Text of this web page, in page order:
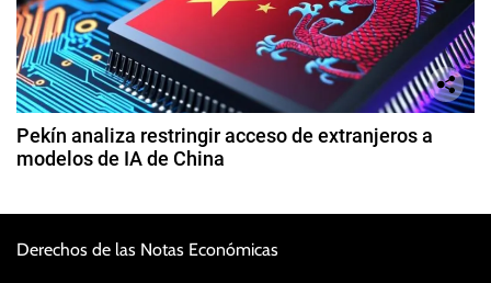
Pekín analiza restringir acceso de extranjeros a
modelos de IA de China
Derechos de las Notas Económicas